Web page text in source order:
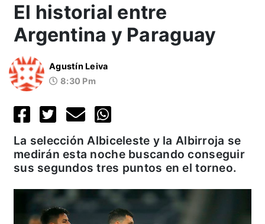
El historial entre
Argentina y Paraguay
Agustín Leiva
8:30 Pm
La selección Albiceleste y la Albirroja se
medirán esta noche buscando conseguir
sus segundos tres puntos en el torneo.